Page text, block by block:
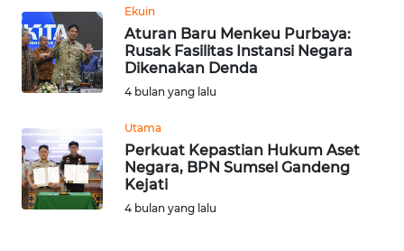
Ekuin
Aturan Baru Menkeu Purbaya:
Rusak Fasilitas Instansi Negara
Dikenakan Denda
4 bulan yang lalu
Utama
Perkuat Kepastian Hukum Aset
Negara, BPN Sumsel Gandeng
Kejati
4 bulan yang lalu
SUMSEL
WN
BENGKULU
LAMPUNG
WN
JATENG